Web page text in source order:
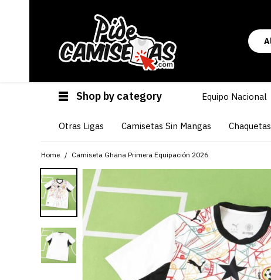
Shop by category Equipo Nacional
Otras Ligas Camisetas Sin Mangas Chaquetas
Home Camiseta Ghana Primera Equipación 2026